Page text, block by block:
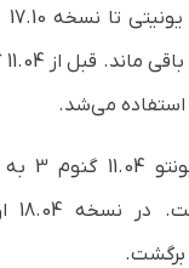
یونیتی تا نسخه 17.10
ماند. قبل از 11.04
می‌شد.
11.04